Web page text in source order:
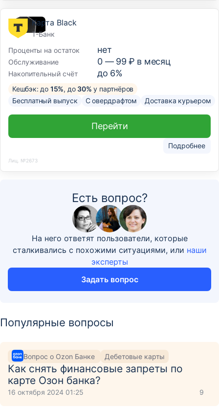
Карта Black
Т-Банк
Проценты на остаток
нет
Обслуживание 0 — 99₽ в месяц
Накопительный счёт до 6%
Кешбэк: до 15%, до 30% у партнёров
Бесплатный выпуск
С овердрафтом Доставка курьером
Подробнее
Перейти
Лиц. №2673
Есть вопрос?
На него ответят пользователи, которые
сталкивались с похожими ситуациями, или наши
эксперты
Задать вопрос
Популярные вопросы
Вопрос о Ozon Банке Дебетовые карты
Как снять финансовые запреты по
карте Озон банка?
16 октября 2024 01:25 9